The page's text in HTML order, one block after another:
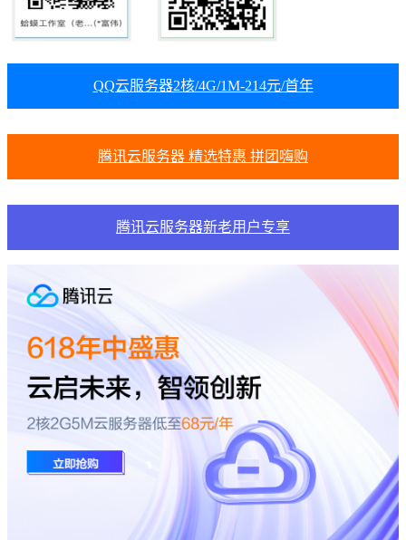
QQ云服务器2核/4G/1M-214元/首年
腾讯云服务器 精选特惠 拼团嗨购
腾讯云服务器新老用户专享